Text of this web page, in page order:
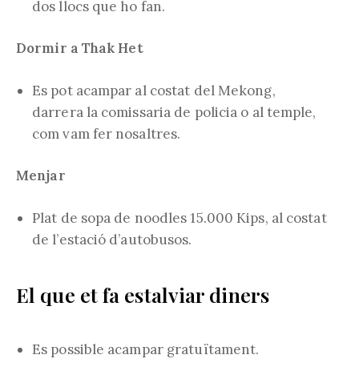
dos llocs que ho fan.
Dormir a Thak Het
Es pot acampar al costat del Mekong,
darrera la comissaria de policia o al temple,
com vam fer nosaltres.
Menjar
Plat de sopa de noodles 15.000 Kips, al costat
de l’estació d’autobusos.
El que et fa estalviar diners
Es possible acampar gratuïtament.